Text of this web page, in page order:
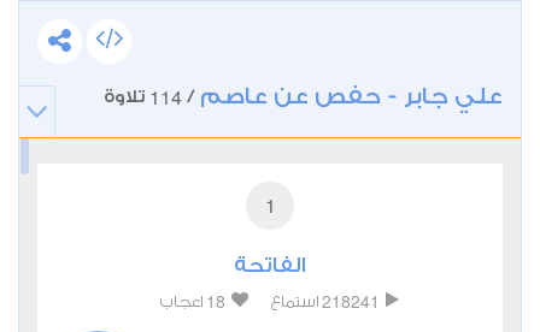
علي جابر - حفص عن عاصم /
114 تلاوة
1
الفاتحة
218241 استماع 18 اعجاب